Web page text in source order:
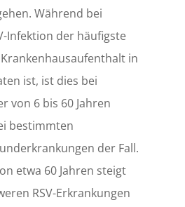
Während bei
Infektion der häufigste
in
ist, ist dies bei
von 6 bis 60 Jahren
bestimmten
der Fall.
etwa 60 Jahren steigt
RSV-Erkrankungen